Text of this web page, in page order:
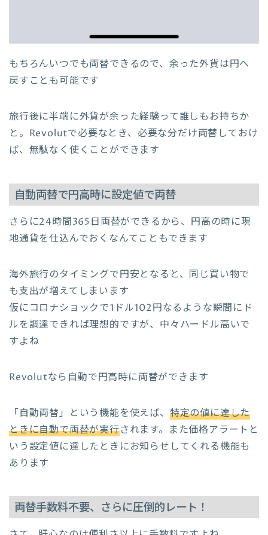
もちろんいつでも両替できるので、余った外貨は円へ
戻すことも可能です
旅行後に半端に外貨が余った経験って誰しもお持ちか
と。Revolutで必要なとき、必要な分だけ両替しておけ
ば、無駄なく使くことができます
自動両替で円高時に設定値で両替
さらに24時間365日両替ができるから、円高の時に現
地通貨を仕込んでおくなんてこともできます
海外旅行のタイミングで円安となると、同じ買い物で
も支出が増えてしまいます
仮にコロナショックで1ドル102円なるような瞬間にド
ルを調達できれば理想的ですが、中々ハードル高いで
すよね
Revolutなら自動で円高時に両替ができます
「自動両替」という機能を使えば、 特定の値に達した
ときに自動で両替が実行されます。また価格アラートと
いう設定値に達したときにお知らせしてくれる機能も
あります
両替手数料不要、さらに圧倒的レート！